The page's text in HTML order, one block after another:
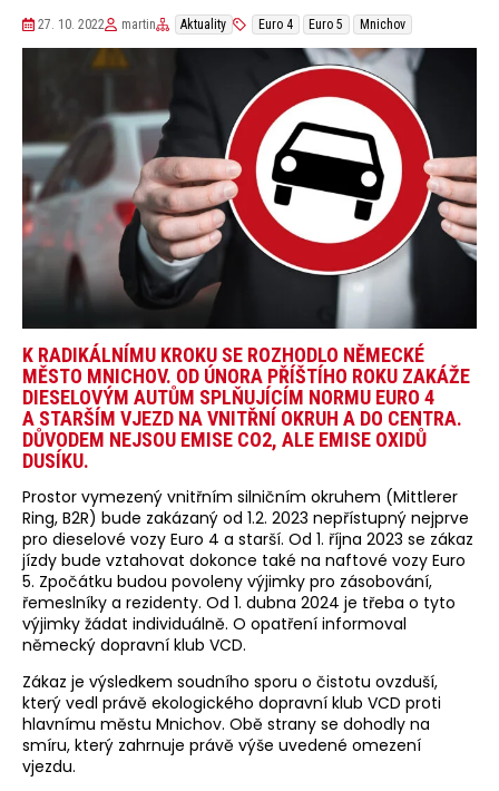
27. 10. 2022 martin Aktuality Euro 4 Euro 5 Mnichov
K RADIKÁLNÍMU KROKU SE ROZHODLO NĚMECKÉ
MĚSTO MNICHOV. OD ÚNORA PŘÍŠTÍHO ROKU ZAKÁŽE
DIESELOVÝM AUTŮM SPLŇUJÍCÍM NORMU EURO 4
A STARŠÍM VJEZD NA VNITŘNÍ OKRUH A DO CENTRA.
DŮVODEM NEJSOU EMISE CO2, ALE EMISE OXIDŮ
DUSÍKU.
Prostor vymezený vnitřním silničním okruhem (Mittlerer
Ring, B2R) bude zakázaný od 1.2. 2023 nepřístupný nejprve
pro dieselové vozy Euro 4 a starší. Od 1. října 2023 se zákaz
jízdy bude vztahovat dokonce také na naftové vozy Euro
5. Zpočátku budou povoleny výjimky pro zásobování,
řemeslníky a rezidenty. Od 1. dubna 2024 je třeba o tyto
výjimky žádat individuálně. O opatření informoval
německý dopravní klub VCD.
Zákaz je výsledkem soudního sporu o čistotu ovzduší,
který vedl právě ekologického dopravní klub VCD proti
hlavnímu městu Mnichov. Obě strany se dohodly na
smíru, který zahrnuje právě výše uvedené omezení
vjezdu.